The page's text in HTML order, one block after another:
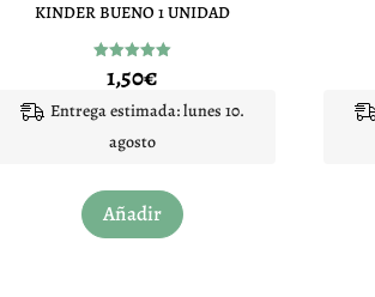
KINDER BUENO 1 UNIDAD
Valorado
con
de 5
1,50€
Entrega estimada: lunes 10.
agosto
Añadir